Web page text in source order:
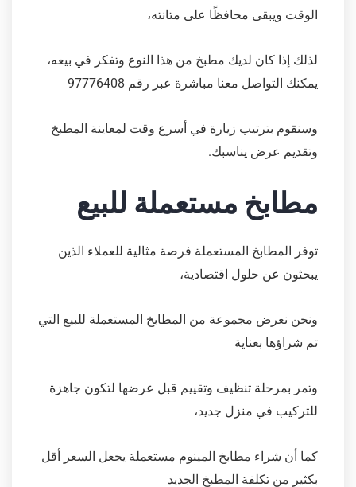
الوقت ويبقى محافظًا على متانته،
لذلك إذا كان لديك مطبخ من هذا النوع وتفكر في بيعه،
يمكنك التواصل معنا مباشرة عبر رقم 97776408
وسنقوم بترتيب زيارة في أسرع وقت لمعاينة المطبخ
وتقديم عرض يناسبك.
مطابخ مستعملة للبيع
توفر المطابخ المستعملة فرصة مثالية للعملاء الذين
يبحثون عن حلول اقتصادية،
ونحن نعرض مجموعة من المطابخ المستعملة للبيع التي
تم شراؤها بعناية
وتمر بمرحلة تنظيف وتقييم قبل عرضها لتكون جاهزة
للتركيب في منزل جديد،
كما أن شراء مطابخ المينوم مستعملة يجعل السعر أقل
بكثير من تكلفة المطبخ الجديد